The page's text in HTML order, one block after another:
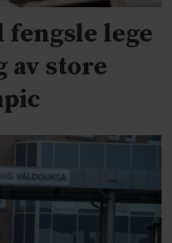
lege
store